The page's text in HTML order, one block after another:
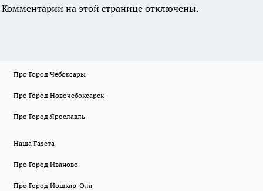
Комментарии на этой странице отключены.
Про Город Чебоксары
Про Город Новочебоксарск
Про Город Ярославль
Наша Газета
Про Город Иваново
Про Город Йошкар-Ола